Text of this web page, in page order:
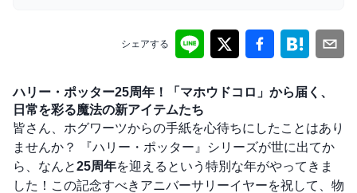
シェアする
ハリー・ポッター25周年！「マホウドコロ」から届く、
日常を彩る魔法の新アイテムたち
皆さん、ホグワーツからの手紙を心待ちにしたことはあり
ませんか？ 『ハリー・ポッター』シリーズが世に出てか
ら、なんと25周年を迎えるという特別な年がやってきま
した！この記念すべきアニバーサリーイヤーを祝して、物